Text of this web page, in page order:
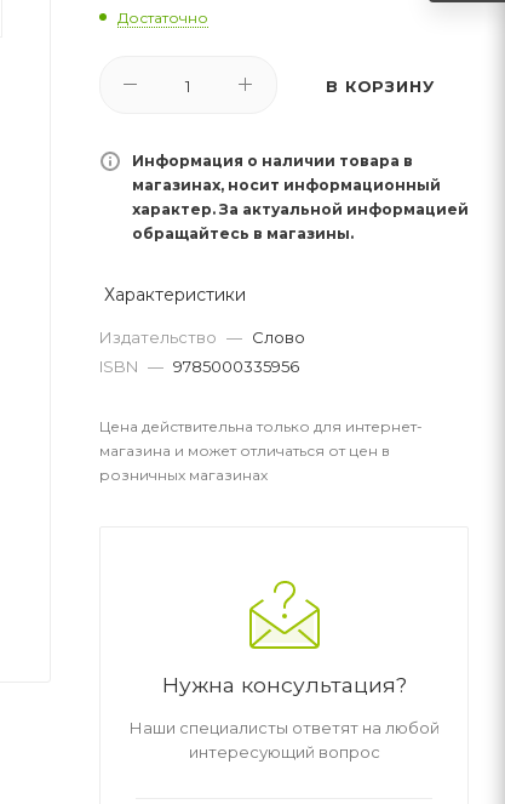
Достаточно
В КОРЗИНУ
Информация о наличии товара в
магазинах, носит информационный
характер. За актуальной информацией
обращайтесь в магазины.
Характеристики
Издательство — Слово
ISBN — 9785000335956
Цена действительна только для интернет-
магазина и может отличаться от цен в
розничных магазинах
Нужна консультация?
Наши специалисты ответят на любой
интересующий вопрос